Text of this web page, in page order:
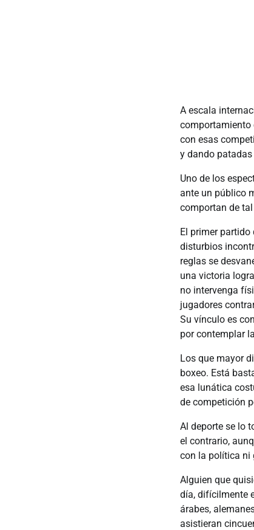
A escala
comportamiento
con esas
y dando
Uno de los
ante un público
comportan de
El primer
disturbios
reglas se
una victoria
no intervenga
jugadores
Su vínculo es
por contemplar
Los que mayor
boxeo. Está
esa lunática
de competición
Al deporte se lo
el contrario,
con la política ni
Alguien que
día, difícilmente
árabes,
asistieran